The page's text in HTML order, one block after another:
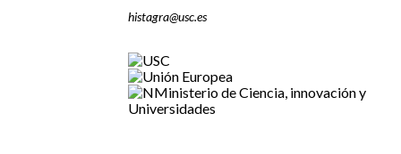
histagra@usc.es